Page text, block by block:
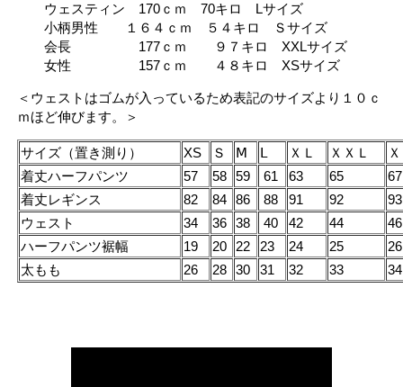
ウェスティン 170ｃｍ 70キロ Lサイズ
小柄男性 １６４ｃｍ ５４キロ Ｓサイズ
会長 177ｃｍ ９７キロ XXLサイズ
女性 157ｃｍ ４８キロ XSサイズ
＜ウェストはゴムが入っているため表記のサイズより１０ｃ
ｍほど伸びます。＞
サイズ（置き測り） XS Ｓ Ⅿ Ⅼ ＸＬ ＸＸＬ
着丈ハーフパンツ
57 58 59 61 63 65
67
着丈レギンス
82 84 86 88 91 92
93
ウェスト
34 36 38 40 42 44
46
ハーフパンツ裾幅
19 20 22 23 24 25
26
太もも
26 28 30 31 32 33 34